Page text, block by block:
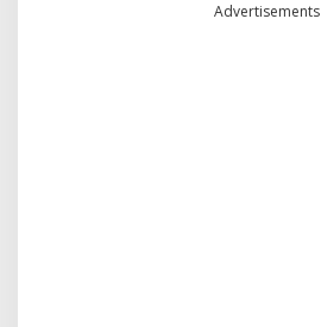
e
Advertisements